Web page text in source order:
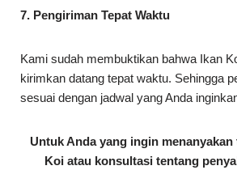
7. Pengiriman Tepat Waktu
Kami sudah membuktikan bahwa Ikan
kirimkan datang tepat waktu. Sehingga
sesuai dengan jadwal yang Anda
Untuk Anda yang ingin
Koi atau konsultasi tentang